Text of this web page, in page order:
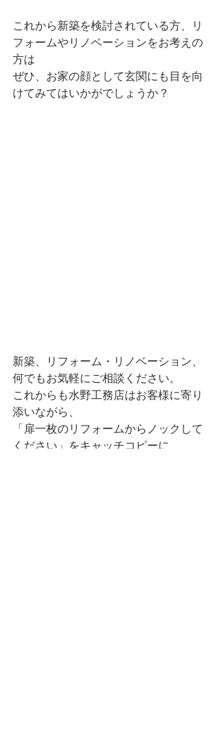
これから新築を検討されている方、リ
フォームやリノベーションをお考えの
方は
ぜひ、お家の顔として玄関にも目を向
けてみてはいかがでしょうか？
新築、リフォーム・リノベーション、
何でもお気軽にご相談ください。
これからも水野工務店はお客様に寄り
添いながら、
「扉一枚のリフォームからノックして
ください」をキャッチコピーに